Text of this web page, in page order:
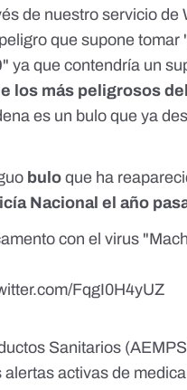
de nuestro servicio de
que supone tomar
" ya que contendría un
los más peligrosos
es un bulo que ya
buloque ha
Nacional el año
con el virus
FqgI0H4yUZ
Sanitarios
activas de